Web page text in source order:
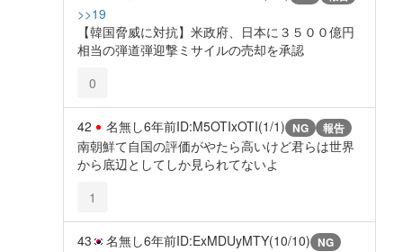
>>19
【韓国脅威に対抗】米政府、日本に３５００億円
相当の弾道弾迎撃ミサイルの売却を承認
0
42 名無し6年前ID:M5OTIxOTI(1/1) NG 報告
南朝鮮て自国の評価がやたら高いけど君らは世界
から底辺としてしか見られてないよ
1
43 名無し6年前ID:ExMDUyMTY(10/10) NG